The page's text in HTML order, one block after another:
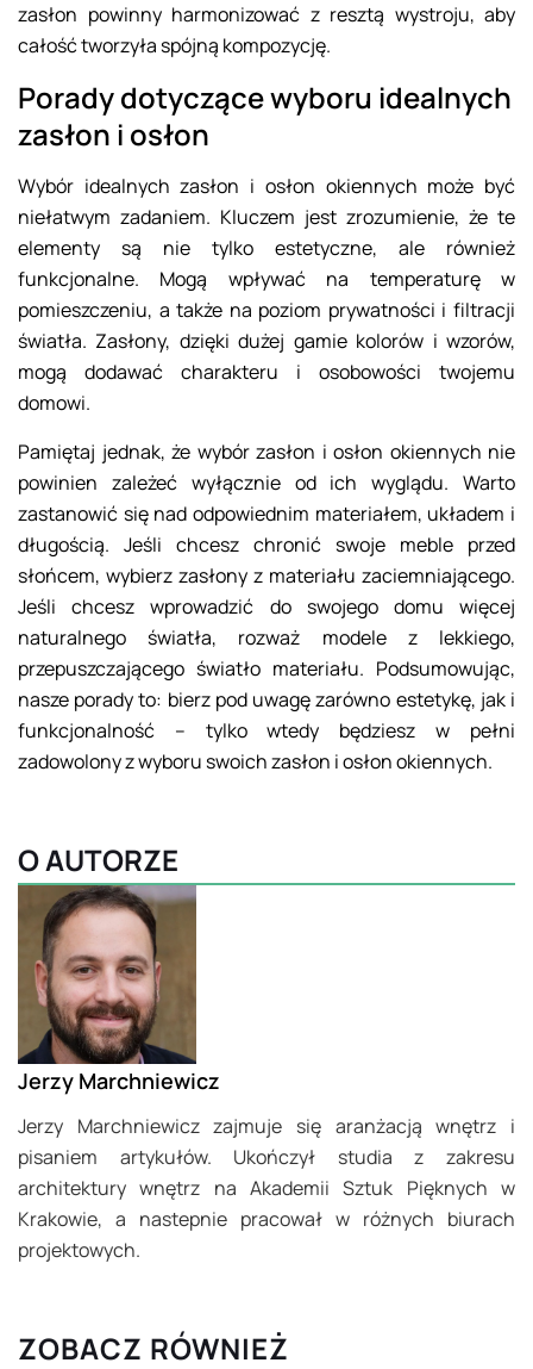
zasłon powinny harmonizować z resztą wystroju, aby
całość tworzyła spójną kompozycję.
Porady dotyczące wyboru idealnych
zasłon i osłon
Wybór idealnych zasłon i osłon okiennych może być
niełatwym zadaniem. Kluczem jest zrozumienie, że te
elementy są nie tylko estetyczne, ale również
funkcjonalne. Mogą wpływać na temperaturę w
pomieszczeniu, a także na poziom prywatności i filtracji
światła. Zasłony, dzięki dużej gamie kolorów i wzorów,
mogą dodawać charakteru i osobowości twojemu
domowi.
Pamiętaj jednak, że wybór zasłon i osłon okiennych nie
powinien zależeć wyłącznie od ich wyglądu. Warto
zastanowić się nad odpowiednim materiałem, układem i
długością. Jeśli chcesz chronić swoje meble przed
słońcem, wybierz zasłony z materiału zaciemniającego.
Jeśli chcesz wprowadzić do swojego domu więcej
naturalnego światła, rozważ modele z lekkiego,
przepuszczającego światło materiału. Podsumowując,
nasze porady to: bierz pod uwagę zarówno estetykę, jak i
funkcjonalność – tylko wtedy będziesz w pełni
zadowolony z wyboru swoich zasłon i osłon okiennych.
O AUTORZE
Jerzy Marchniewicz
Jerzy Marchniewicz zajmuje się aranżacją wnętrz i
pisaniem artykułów. Ukończył studia z zakresu
architektury wnętrz na Akademii Sztuk Pięknych w
Krakowie, a nastepnie pracował w różnych biurach
projektowych.
ZOBACZ RÓWNIEŻ